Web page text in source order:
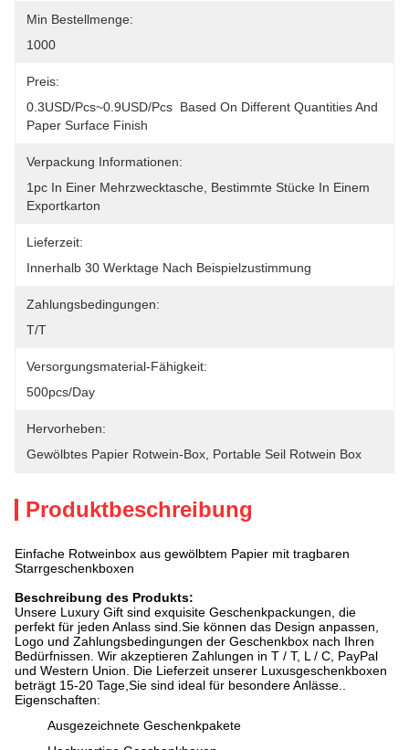
Min Bestellmenge:
1000
Preis:
0.3USD/pcs~0.9USD/pcs  Based On Different Quantities And
Paper Surface Finish
Verpackung Informationen:
1pc In Einer Mehrzwecktasche, Bestimmte Stücke In Einem
Exportkarton
Lieferzeit:
Innerhalb 30 Werktage Nach Beispielzustimmung
Zahlungsbedingungen:
T/T
Versorgungsmaterial-Fähigkeit:
500pcs/day
Hervorheben:
Gewölbtes Papier Rotwein-Box Portable Seil Rotwein Box
Produktbeschreibung
Einfache Rotweinbox aus gewölbtem Papier mit tragbaren
Starrgeschenkboxen
Beschreibung des Produkts:
Unsere Luxury Gift sind exquisite Geschenkpackungen, die
perfekt für jeden Anlass sind.Sie können das Design anpassen,
Logo und Zahlungsbedingungen der Geschenkbox nach Ihren
Bedürfnissen. Wir akzeptieren Zahlungen in T / T, L / C, PayPal
und Western Union. Die Lieferzeit unserer Luxusgeschenkboxen
beträgt 15-20 Tage,Sie sind ideal für besondere Anlässe..
Eigenschaften:
Ausgezeichnete Geschenkpakete